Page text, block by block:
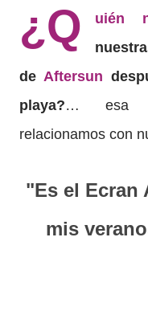
¿Q
uién
de Aftersun
playa?… esa
relacionamos con
"Es el Ecran Aftersun que huele a
mis